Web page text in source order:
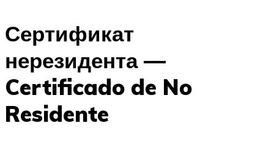
Сертификат
нерезидента —
Certificado de No
Residente